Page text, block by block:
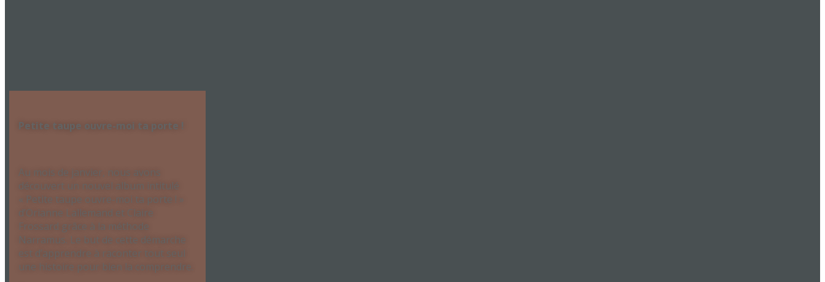
Petite taupe ouvre-moi ta porte !
Au mois de janvier, nous avons
découvert un nouvel album intitulé
« Petite taupe ouvre-moi ta porte ! »
d’Orianne Lallemand et Claire
Frossard grâce à la méthode
Narramus. Le but de cette démarche
est d’apprendre à raconter tout seul
une histoire pour bien la comprendre.